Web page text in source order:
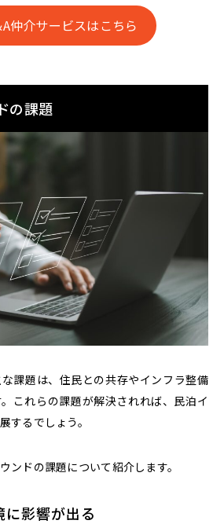
仲介サービスはこちら
の課題
課題は、住民との共存やインフラ整備
これらの課題が解決されれば、民泊イ
するでしょう。
ンドの課題について紹介します。
影響が出る